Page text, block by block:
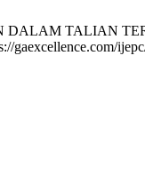
DALAM TALIAN
gaexcellence.com/